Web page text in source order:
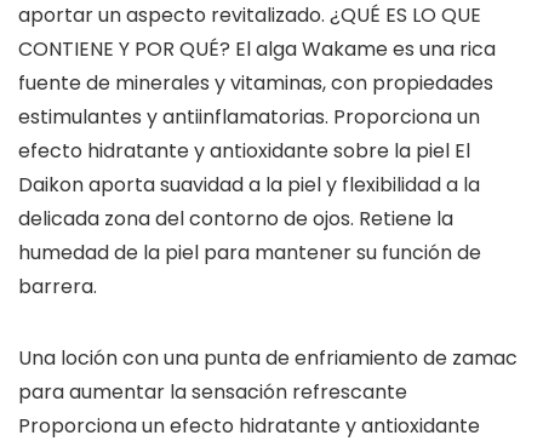
aportar un aspecto revitalizado. ¿QUÉ ES LO QUE
CONTIENE Y POR QUÉ? El alga Wakame es una rica
fuente de minerales y vitaminas, con propiedades
estimulantes y antiinflamatorias. Proporciona un
efecto hidratante y antioxidante sobre la piel El
Daikon aporta suavidad a la piel y flexibilidad a la
delicada zona del contorno de ojos. Retiene la
humedad de la piel para mantener su función de
barrera.
Una loción con una punta de enfriamiento de zamac
para aumentar la sensación refrescante
Proporciona un efecto hidratante y antioxidante